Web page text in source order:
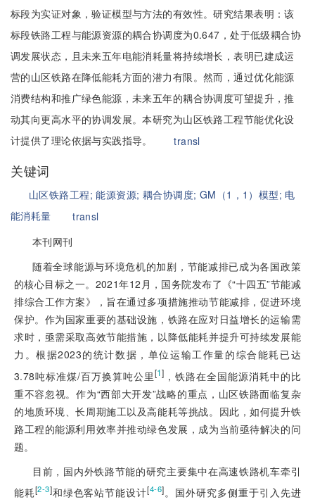
标段为实证对象，验证模型与方法的有效性。研究结果表明：该
标段铁路工程与能源资源的耦合协调度为0.647，处于低级耦合协
调发展状态，且未来五年电能消耗量将持续增长，表明已建成运
营的山区铁路在降低能耗方面的潜力有限。然而，通过优化能源
消费结构和推广绿色能源，未来五年的耦合协调度可望提升，推
动其向更高水平的协调发展。本研究为山区铁路工程节能优化设
计提供了理论依据与实践指导。
transl
关键词
山区铁路工程;能源资源; 耦合协调度; GM（1，1）模型; 电
能消耗量
transl
本刊网刊
随着全球能源与环境危机的加剧，节能减排已成为各国政策
的核心目标之一。2021年12月，国务院发布了《“十四五”节能减
排综合工作方案》，旨在通过多项措施推动节能减排，促进环境
保护。作为国家重要的基础设施，铁路在应对日益增长的运输需
求时，亟需采取高效节能措施，以降低能耗并提升可持续发展能
力。根据2023的统计数据，单位运输工作量的综合能耗已达
3.78吨标准煤/百万换算吨公里[1] ，铁路在全国能源消耗中的比
重不容忽视。作为“西部大开发”战略的重点，山区铁路面临复杂
的地质环境、长周期施工以及高能耗等挑战。因此，如何提升铁
路工程的能源利用效率并推动绿色发展，成为当前亟待解决的问
题。
目前，国内外铁路节能的研究主要集中在高速铁路机车牵引
能耗[2-3]和绿色客站节能设计[4-6]。国外研究多侧重于引入先进